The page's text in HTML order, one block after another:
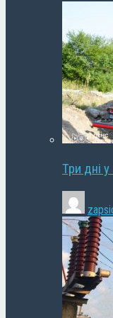
Три дні